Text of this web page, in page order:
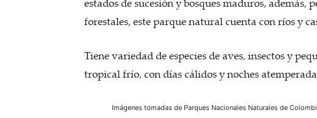
forestales, este parque natural cuenta con ríos y
Tiene variedad de especies de aves, insectos y
tropical frío, con días cálidos y noches
Imágenes tomadas de Parques Nacionales Naturales de